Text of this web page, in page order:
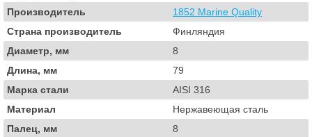
Производитель
1852 Marine Quality
Страна производитель
Финляндия
Диаметр, мм
8
Длина, мм
79
Марка стали
AISI 316
Материал
Нержавеющая сталь
Палец, мм
8